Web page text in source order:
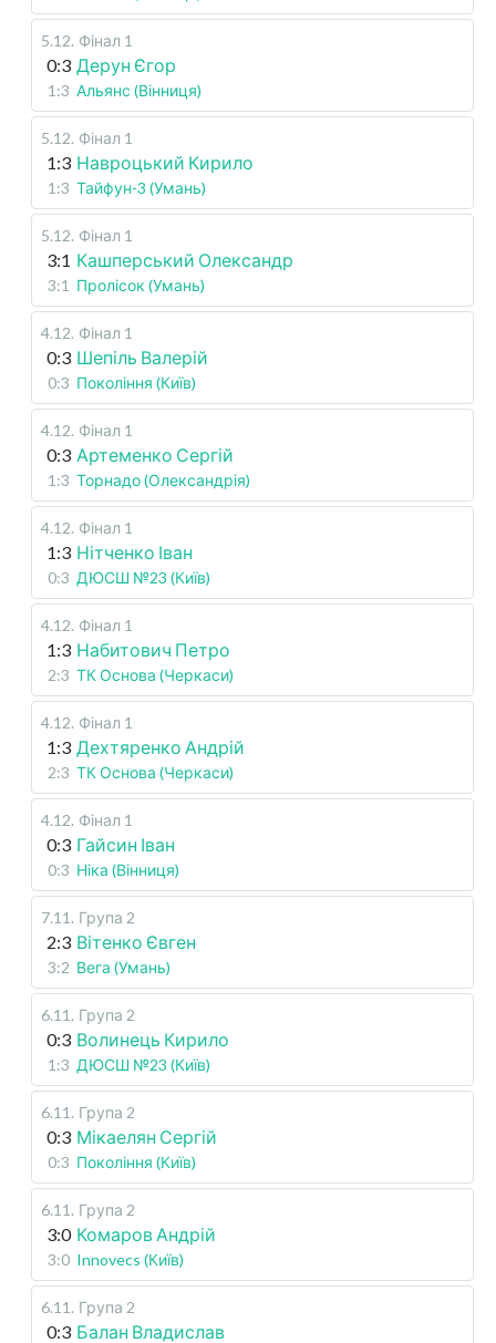
5.12. Фінал 1
0:3 Дерун Єгор
1:3 Альянс (Вінниця)
5.12. Фінал 1
1:3 Навроцький Кирило
1:3 Тайфун-3 (Умань)
5.12. Фінал 1
3:1 Кашперський Олександр
3:1 Пролісок (Умань)
4.12. Фінал 1
0:3 Шепіль Валерій
0:3 Покоління (Київ)
4.12. Фінал 1
0:3 Артеменко Сергій
1:3 Торнадо (Олександрія)
4.12. Фінал 1
1:3 Нітченко Іван
0:3 ДЮСШ №23 (Київ)
4.12. Фінал 1
1:3 Набитович Петро
2:3 ТК Основа (Черкаси)
4.12. Фінал 1
1:3 Дехтяренко Андрій
2:3 ТК Основа (Черкаси)
4.12. Фінал 1
0:3 Гайсин Іван
0:3 Ніка (Вінниця)
7.11 . Група 2
2:3 Вітенко Євген
3:2 Вега (Умань)
6.11 . Група 2
0:3 Волинець Кирило
1:3 ДЮСШ №23 (Київ)
6.11 . Група 2
0:3 Мікаелян Сергій
0:3 Покоління (Київ)
6.11 . Група 2
3:0 Комаров Андрій
3:0 Innovecs (Київ)
6.11 . Група 2
0:3 Балан Владислав